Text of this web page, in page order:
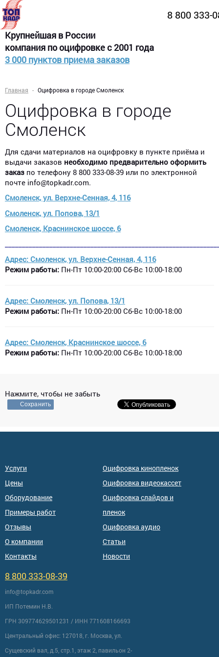
8 800 333-
Крупнейшая в России
компания по оцифровке с 2001 года
3 000 пунктов приема заказов
Главная Оцифровка в городе Смоленск
Оцифровка в городе
Смоленск
Для сдачи материалов на оцифровку в пункте приёма и
выдачи заказов необходимо предварительно оформить
заказ по телефону 8 800 333-08-39 или по электронной
почте info@topkadr.com.
Смоленск, ул. Верхне-Сенная, 4, 116
Смоленск, ул. Попова, 13/1
Смоленск, Краснинское шоссе, 6​
Адрес: Смоленск, ул. Верхне-Сенная, 4, 116
Режим работы: Пн-Пт 10:00-20:00 Сб-Вс 10:00-18:00
Адрес: Смоленск, ул. Попова, 13/1
Режим работы: Пн-Пт 10:00-20:00 Сб-Вс 10:00-18:00
Адрес: Смоленск, Краснинское шоссе, 6​
Режим работы: Пн-Пт 10:00-20:00 Сб-Вс 10:00-18:00
Нажмите, чтобы не забыть
Сохранить
Услуги
Цены
Оборудование
Примеры работ
Отзывы
О компании
Контакты
Оцифровка кинопленок
Оцифровка видеокассет
Оцифровка слайдов и
пленок
Оцифровка аудио
Статьи
Новости
8 800 333-08-39
info@topkadr.com
ИП Потемин Н.В.
ГРН 309774629501231 / ИНН 771608166693
Центральный офис: 127018, г. Москва, ул.
Сущевский вал, д.5, стр.1, этаж 2, павильон 2-